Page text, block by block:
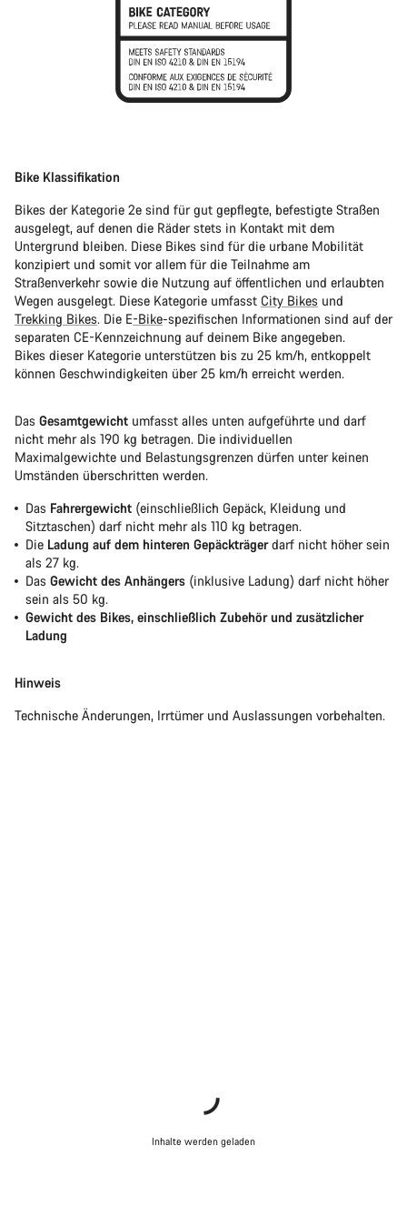
Bike Klassifikation
Bikes der Kategorie 2e sind für gut gepflegte, befestigte Straßen
ausgelegt, auf denen die Räder stets in Kontakt mit dem
Untergrund bleiben. Diese Bikes sind für die urbane Mobilität
konzipiert und somit vor allem für die Teilnahme am
Straßenverkehr sowie die Nutzung auf öffentlichen und erlaubten
Wegen ausgelegt. Diese Kategorie umfasst City Bikes und
Trekking Bikes. Die E-Bike-spezifischen Informationen sind auf der
separaten CE-Kennzeichnung auf deinem Bike angegeben.
Bikes dieser Kategorie unterstützen bis zu 25 km/h, entkoppelt
können Geschwindigkeiten über 25 km/h erreicht werden.
Das Gesamtgewicht umfasst alles unten aufgeführte und darf
nicht mehr als 190 kg betragen. Die individuellen
Maximalgewichte und Belastungsgrenzen dürfen unter keinen
Umständen überschritten werden.
Das Fahrergewicht (einschließlich Gepäck, Kleidung und
Sitztaschen) darf nicht mehr als 110 kg betragen.
Die Ladung auf dem hinteren Gepäckträgerdarf nicht höher sein
als 27 kg.
Das Gewicht des Anhängers (inklusive Ladung) darf nicht höher
sein als 50 kg.
Gewicht des Bikes, einschließlich Zubehör und zusätzlicher
Ladung
Hinweis
Technische Änderungen, Irrtümer und Auslassungen vorbehalten.
Inhalte werden geladen